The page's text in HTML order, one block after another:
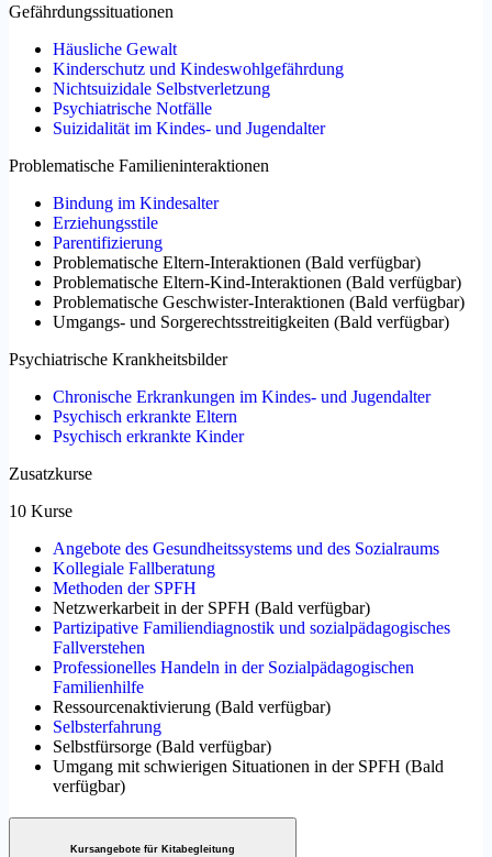
Gefährdungssituationen
Häusliche Gewalt
Kinderschutz und Kindeswohlgefährdung
Nichtsuizidale Selbstverletzung
Psychiatrische Notfälle
Suizidalität im Kindes- und Jugendalter
Problematische Familieninteraktionen
Bindung im Kindesalter
Erziehungsstile
Parentifizierung
Problematische Eltern-Interaktionen (Bald verfügbar)
Problematische Eltern-Kind-Interaktionen (Bald verfügbar)
Problematische Geschwister-Interaktionen (Bald verfügbar)
Umgangs- und Sorgerechtsstreitigkeiten (Bald verfügbar)
Psychiatrische Krankheitsbilder
Chronische Erkrankungen im Kindes- und Jugendalter
Psychisch erkrankte Eltern
Psychisch erkrankte Kinder
Zusatzkurse
10 Kurse
Angebote des Gesundheitssystems und des Sozialraums
Kollegiale Fallberatung
Methoden der SPFH
Netzwerkarbeit in der SPFH (Bald verfügbar)
Partizipative Familiendiagnostik und sozialpädagogisches
Fallverstehen
Professionelles Handeln in der Sozialpädagogischen
Familienhilfe
Ressourcenaktivierung (Bald verfügbar)
Selbsterfahrung
Selbstfürsorge (Bald verfügbar)
Umgang mit schwierigen Situationen in der SPFH (Bald
verfügbar)
Kursangebote für Kitabegleitung